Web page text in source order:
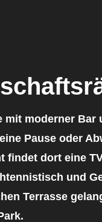
mit moderner Bar
Pause oder
findet dort eine
und
Terrasse